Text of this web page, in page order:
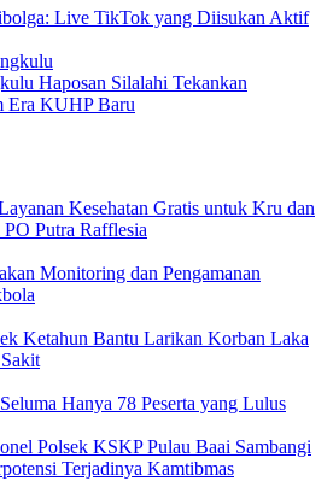
Live TikTok yang Diisukan Aktif
Haposan Silalahi Tekankan
Era KUHP Baru
Kesehatan Gratis untuk Kru dan
Putra Rafflesia
Monitoring dan Pengamanan
Ketahun Bantu Larikan Korban Laka
Hanya 78 Peserta yang Lulus
Polsek KSKP Pulau Baai Sambangi
Terjadinya Kamtibmas